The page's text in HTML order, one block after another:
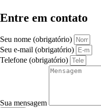
Entre em contato
Seu nome (obrigatório)
Seu e-mail (obrigatório)
Telefone (obrigatório)
Sua mensagem